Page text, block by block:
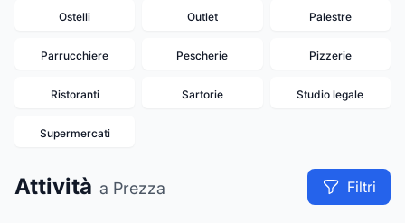
Ostelli Outlet Palestre
Parrucchiere Pescherie Pizzerie
Ristoranti Sartorie Studio legale
Supermercati
Attività a Prezza Filtri